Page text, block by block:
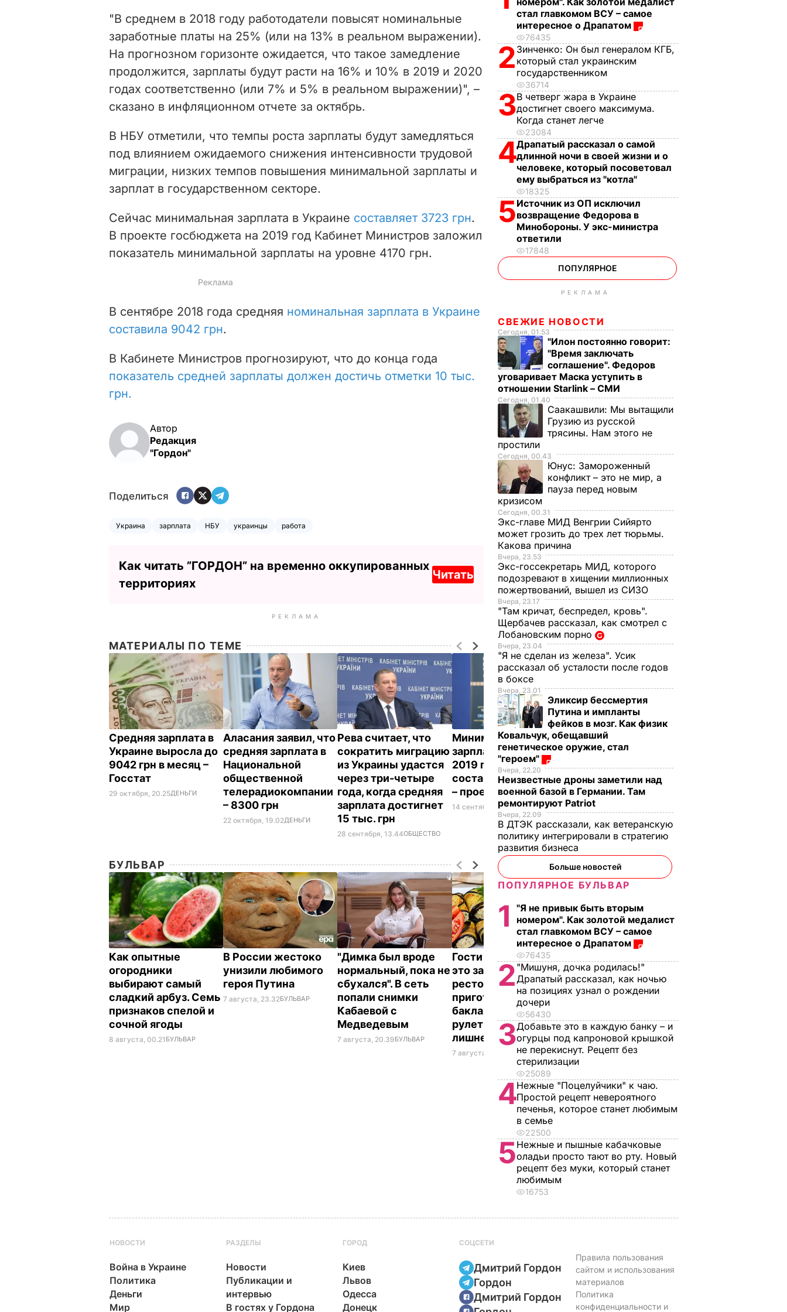
i
d
e
o
"В среднем в 2018 году работодатели повысят номинальные
заработные платы на 25% (или на 13% в реальном выражении).
На прогнозном горизонте ожидается, что такое замедление
продолжится, зарплаты будут расти на 16% и 10% в 2019 и 2020
годах соответственно (или 7% и 5% в реальном выражении)", –
сказано в инфляционном отчете за октябрь.
В НБУ отметили, что темпы роста зарплаты будут замедляться
под влиянием ожидаемого снижения интенсивности трудовой
миграции, низких темпов повышения минимальной зарплаты и
зарплат в государственном секторе.
Сейчас минимальная зарплата в Украине составляет 3723 грн.
В проекте госбюджета на 2019 год Кабинет Министров заложил
показатель минимальной зарплаты на уровне 4170 грн.
В сентябре 2018 года средняя номинальная зарплата в Украине
составила 9042 грн.
В Кабинете Министров прогнозируют, что до конца года
показатель средней зарплаты должен достичь отметки 10 тыс.
грн.
Автор
Редакция
"Гордон"
Поделиться
Украина зарплата НБУ украинцы работа
Как читать ”ГОРДОН” на временно оккупированных
территориях
Читать
РЕКЛАМА
МАТЕРИАЛЫ ПО ТЕМЕ
Средняя зарплата в
Украине выросла до
9042 грн в месяц –
Госстат
29 октября, 20.25ДЕНЬГИ
Аласания заявил, что
средняя зарплата в
Национальной
общественной
телерадиокомпании
– 8300 грн
22 октября, 19.02ДЕНЬГИ
Рева считает, что
сократить миграцию
из Украины удастся
через три-четыре
года, когда средняя
зарплата достигнет
15 тыс. грн
28 сентября, 13.44ОБЩЕСТВО
Минимальная
зарплата в Украине с
2019 года будет
составлять 4173 грн
– проект бюджета
14 сентября, 19.24ПОЛИТИКА
Гриневич: Зарплата
учителя в Украине
по рынку труда.
Поэтому трудно
привлечь молодежь
БУЛЬВАР
Как опытные
огородники
выбирают самый
сладкий арбуз. Семь
признаков спелой и
сочной ягоды
8 августа, 00.21 БУЛЬВАР
В России жестоко
унизили любимого
героя Путина
7 августа, 23.32БУЛЬВАР
"Димка был вроде
нормальный, пока не
сбухался". В сеть
попали снимки
Кабаевой с
Медведевым
7 августа, 20.39БУЛЬВАР
Гости думают, что
это закуска из
ресторана. Как
приготовить нежные
баклажанные
рулетики без
лишнего жира
7 августа, 20.17 БУЛЬВАР
не буду". Драпатый
рассказал, какую
профессию выбрал
7 августа, 19.44БУЛЬВАР
стал главкомом ВСУ – самое
интересное о Драпатом
76435
2 Зинченко: Он был генералом КГБ,
который стал украинским
государственником
36714
3В четверг жара в Украине
достигнет своего максимума.
Когда станет легче
23084
4Драпатый рассказал о самой
длинной ночи в своей жизни и о
человеке, который посоветовал
ему выбраться из "котла"
18325
5Источник из ОП исключил
возвращение Федорова в
Минобороны. У экс-министра
ответили
17848
ПОПУЛЯРНОЕ
РЕКЛАМА
СВЕЖИЕ НОВОСТИ
Сегодня, 01.53
"Илон постоянно говорит:
"Время заключать
соглашение". Федоров
уговаривает Маска уступить в
отношении Starlink – СМИ
Сегодня, 01.40
Саакашвили: Мы вытащили
Грузию из русской
трясины. Нам этого не
простили
Сегодня, 00.43
Юнус: Замороженный
конфликт – это не мир, а
пауза перед новым
кризисом
Сегодня, 00.31
Экс-главе МИД Венгрии Сийярто
может грозить до трех лет тюрьмы.
Какова причина
Вчера, 23.53
Экс-госсекретарь МИД, которого
подозревают в хищении миллионных
пожертвований, вышел из СИЗО
Вчера, 23.17
"Там кричат, беспредел, кровь".
Щербачев рассказал, как смотрел с
Лобановским порно
Вчера, 23.04
"Я не сделан из железа". Усик
рассказал об усталости после годов
в боксе
Вчера, 23.01
Эликсир бессмертия
Путина и импланты
фейков в мозг. Как физик
Ковальчук, обещавший
генетическое оружие, стал
"героем"
Вчера, 22.20
Неизвестные дроны заметили над
военной базой в Германии. Там
ремонтируют Patriot
Вчера, 22.09
В ДТЭК рассказали, как ветеранскую
политику интегрировали в стратегию
развития бизнеса
Больше новостей
ПОПУЛЯРНОЕ БУЛЬВАР
1
"Я не привык быть вторым
номером". Как золотой медалист
стал главкомом ВСУ – самое
интересное о Драпатом
76435
2 "Мишуня, дочка родилась!"
Драпатый рассказал, как ночью
на позициях узнал о рождении
дочери
56430
3Добавьте это в каждую банку – и
огурцы под капроновой крышкой
не перекиснут. Рецепт без
стерилизации
25089
4Нежные "Поцелуйчики" к чаю.
Простой рецепт невероятного
печенья, которое станет любимым
в семье
22500
5Нежные и пышные кабачковые
оладьи просто тают во рту. Новый
рецепт без муки, который станет
любимым
16753
НОВОСТИ
Война в Украине
Политика
Деньги
Мир
РАЗДЕЛЫ
Новости
Публикации и
интервью
В гостях у Гордона
ГОРОД
Киев
Львов
Одесса
Донецк
СОЦСЕТИ
Дмитрий Гордон
Гордон
Дмитрий Гордон
Правила пользования
сайтом и использования
материалов
Политика
конфиденциальности и